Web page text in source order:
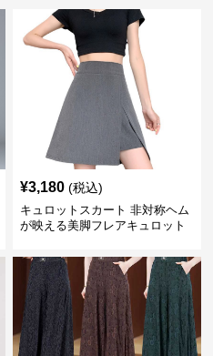
¥3,180 (税込)
キュロットスカート 非対称ヘム
が映える美脚フレアキュロット